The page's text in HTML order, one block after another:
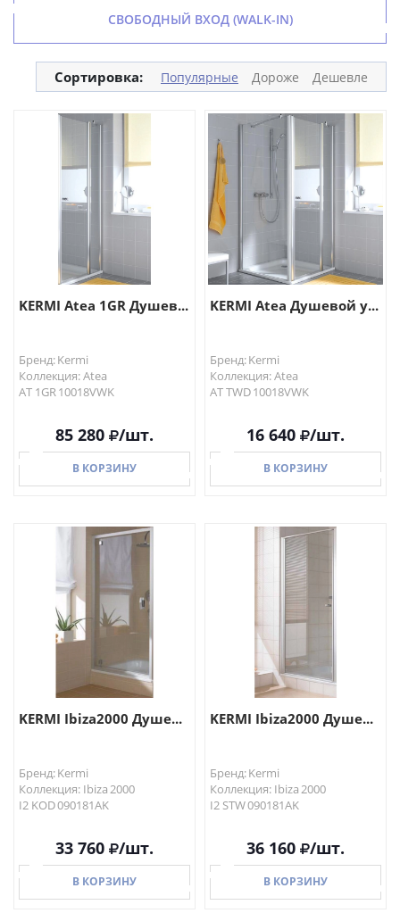
СВОБОДНЫЙ ВХОД (WALK-IN)
Сортировка: Популярные Дороже Дешевле
KERMI Atea 1GR Душев...
Бренд: Kermi
Коллекция: Atea
AT 1GR 10018VWK
85 280 /шт.
В КОРЗИНУ
KERMI Atea Душевой у...
Бренд: Kermi
Коллекция: Atea
AT TWD 10018VWK
16 640 /шт.
В КОРЗИНУ
В КОРЗИНУ
KERMI Ibiza2000 Душе...
Бренд: Kermi
Коллекция: Ibiza 2000
I2 KOD 090181AK
33 760 /шт.
В КОРЗИНУ
KERMI Ibiza2000 Душе...
Бренд: Kermi
Коллекция: Ibiza 2000
I2 STW 090181AK
36 160 /шт.
В КОРЗИНУ